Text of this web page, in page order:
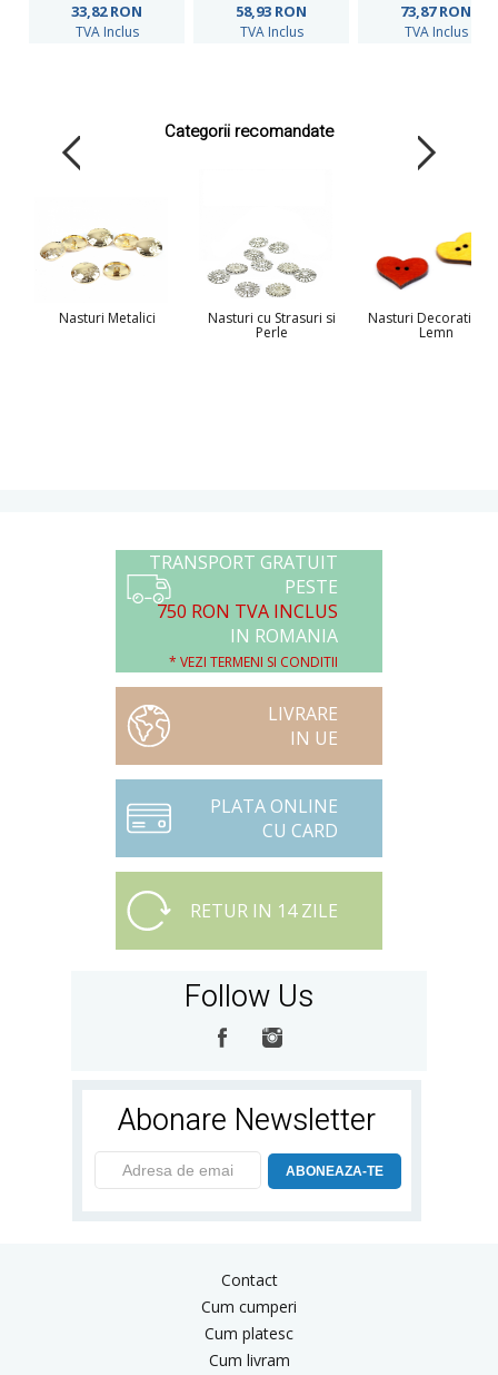
33,82RON
TVA Inclus
58,93 RON
TVA Inclus
73,87RON
TVA Inclus
Categorii recomandate
Nasturi Metalici Nasturi cu Strasuri si
Perle
Nasturi Decorativi
Lemn
TRANSPORT GRATUIT
PESTE
750 RON TVA INCLUS
IN ROMANIA
* VEZI TERMENI SI CONDITII
LIVRARE
IN UE
PLATA ONLINE
CU CARD
RETUR IN 14 ZILE
Follow Us
Abonare Newsletter
ABONEAZA-TE
Contact
Cum cumperi
Cum platesc
Cum livram